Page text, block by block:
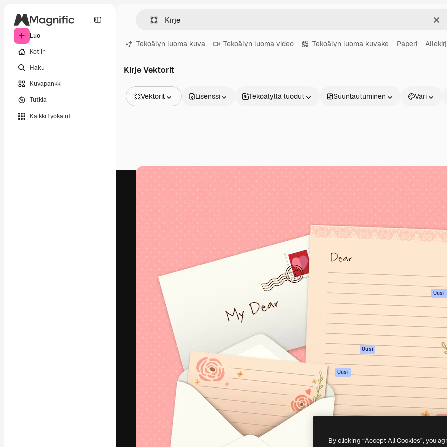
Luo
Kotiin
Haku
Kuvapankki
Tutkia
Kaikki työkalut
Tekoälyn luoma kuva Tekoälyn luoma video Tekoälyn luoma kuvake Paperi
Kirje Vektorit
Vektorit
Videot
Videomateriaali
Liikegrafiikka
Videopohjat
Kuvakkeet
3D mallit
Fontit
Lisenssi Tekoälyllä luodut Suuntautuminen Väri
Luova alusta parhaiden töidesi
toteuttamiseen. Yli miljoona tilaajaa
luovien alojen ammattilaisten, yritysten,
toimistojen ja studioiden joukossa.
Tuotteet
Spaces
Tekoälyllä toimiva
Tekoälyllä toimiva
videogeneraattori
Tekoälyllä toimiva
äänigeneraattori
Kuvapankkisisältö
Uusi
Agentit Uusi
API
Mobiilisovellus
Kaikki Magnific-
työkalut
Aloita
Academy
Alkuperäiset
Uusi
Evästepolitiikka
Luottamuskeskus
Kumppanit
By clicking “Accept All Cookies”, you